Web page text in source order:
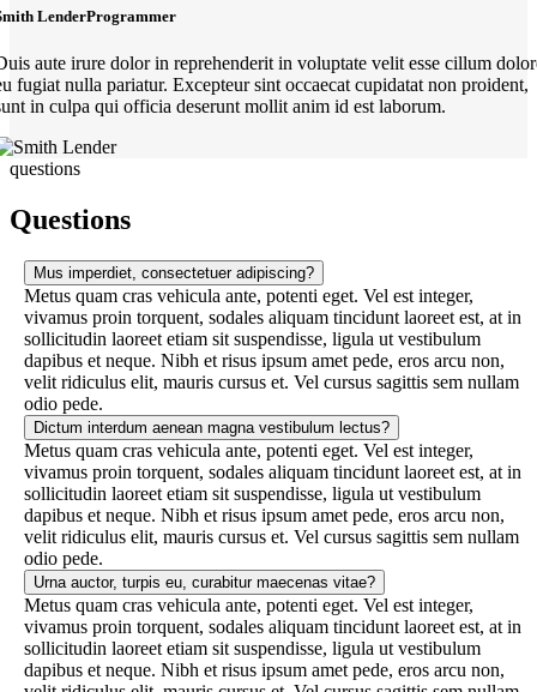
LenderProgrammer
aute irure dolor in reprehenderit in voluptate velit esse cillum
fugiat nulla pariatur. Excepteur sint occaecat cupidatat non proident,
in culpa qui officia deserunt mollit anim id est laborum.
questions
Questions
Mus imperdiet, consectetuer adipiscing?
Metus quam cras vehicula ante, potenti eget. Vel est integer,
vivamus proin torquent, sodales aliquam tincidunt laoreet est, at in
sollicitudin laoreet etiam sit suspendisse, ligula ut vestibulum
dapibus et neque. Nibh et risus ipsum amet pede, eros arcu non,
velit ridiculus elit, mauris cursus et. Vel cursus sagittis sem nullam
odio pede.
Dictum interdum aenean magna vestibulum lectus?
Metus quam cras vehicula ante, potenti eget. Vel est integer,
vivamus proin torquent, sodales aliquam tincidunt laoreet est, at in
sollicitudin laoreet etiam sit suspendisse, ligula ut vestibulum
dapibus et neque. Nibh et risus ipsum amet pede, eros arcu non,
velit ridiculus elit, mauris cursus et. Vel cursus sagittis sem nullam
odio pede.
Urna auctor, turpis eu, curabitur maecenas vitae?
Metus quam cras vehicula ante, potenti eget. Vel est integer,
vivamus proin torquent, sodales aliquam tincidunt laoreet est, at in
sollicitudin laoreet etiam sit suspendisse, ligula ut vestibulum
dapibus et neque. Nibh et risus ipsum amet pede, eros arcu non,